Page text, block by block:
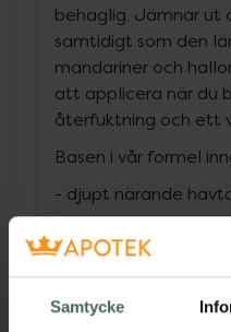
Samtycke
behaglig. Jämnar ut
samtidigt som den
mandariner och
att applicera när du
återfuktning och ett
Basen i vår formel
- djupt närande
- shea- och
den mot skadliga